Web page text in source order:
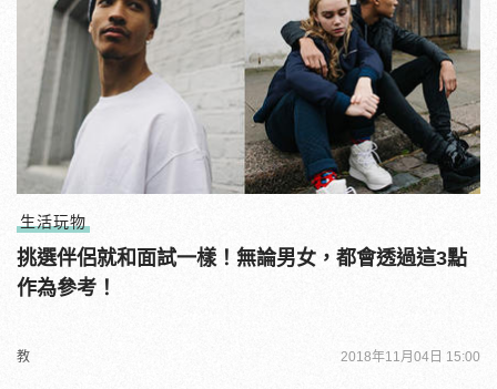
生活玩物
挑選伴侶就和面試一樣！無論男女，都會透過這3點
作為參考！
教 2018年11月04日 15:00